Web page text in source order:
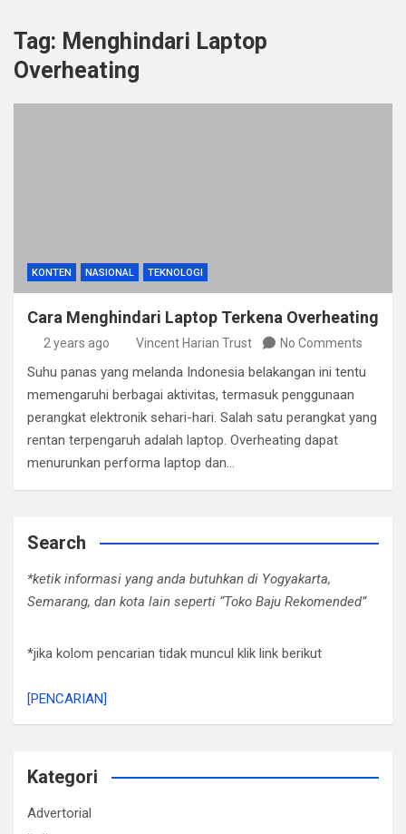
Tag: Menghindari Laptop
Overheating
KONTEN NASIONAL TEKNOLOGI
Cara Menghindari Laptop Terkena Overheating
2 years ago Vincent Harian Trust No Comments
Suhu panas yang melanda Indonesia belakangan ini tentu
memengaruhi berbagai aktivitas, termasuk penggunaan
perangkat elektronik sehari-hari. Salah satu perangkat yang
rentan terpengaruh adalah laptop. Overheating dapat
menurunkan performa laptop dan…
Search
*ketik informasi yang anda butuhkan di Yogyakarta,
Semarang, dan kota lain seperti “Toko Baju Rekomended”
*jika kolom pencarian tidak muncul klik link berikut
[PENCARIAN]
Kategori
Advertorial